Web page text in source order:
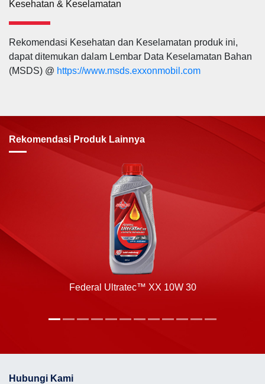
Kesehatan & Keselamatan
Rekomendasi Kesehatan dan Keselamatan produk ini,
dapat ditemukan dalam Lembar Data Keselamatan Bahan
(MSDS) @ https://www.msds.exxonmobil.com
Rekomendasi Produk Lainnya
Federal Ultratec™ XX 10W 30
Hubungi Kami